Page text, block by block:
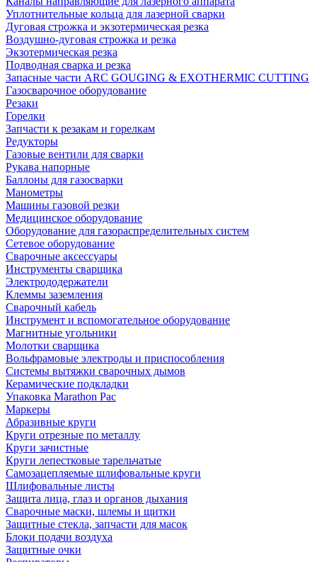
Уплотнительные кольца для лазерной сварки
Дуговая строжка и экзотермическая резка
Воздушно-дуговая строжка и резка
Экзотермическая резка
Подводная сварка и резка
Запасные части ARC GOUGING & EXOTHERMIC CUTTING
Газосварочное оборудование
Резаки
Горелки
Запчасти к резакам и горелкам
Редукторы
Газовые вентили для сварки
Рукава напорные
Баллоны для газосварки
Манометры
Машины газовой резки
Медицинское оборудование
Оборудование для газораспределительных систем
Сетевое оборудование
Сварочные аксессуары
Инструменты сварщика
Электрододержатели
Клеммы заземления
Сварочный кабель
Инструмент и вспомогательное оборудование
Магнитные угольники
Молотки сварщика
Вольфрамовые электроды и приспособления
Системы вытяжки сварочных дымов
Керамические подкладки
Упаковка Marathon Pac
Маркеры
Абразивные круги
Круги отрезные по металлу
Круги зачистные
Круги лепестковые тарельчатые
Самозацепляемые шлифовальные круги
Шлифовальные листы
Защита лица, глаз и органов дыхания
Сварочные маски, шлемы и щитки
Защитные стекла, запчасти для масок
Блоки подачи воздуха
Защитные очки